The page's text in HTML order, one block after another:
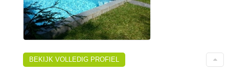
BEKIJK VOLLEDIG PROFIEL